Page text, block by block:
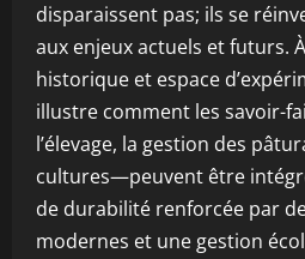
disparaissent pas; ils se
aux enjeux actuels et futurs.
historique et espace
illustre comment les savoir-
l’élevage, la gestion des
cultures—peuvent être
de durabilité renforcée par
modernes et une gestion